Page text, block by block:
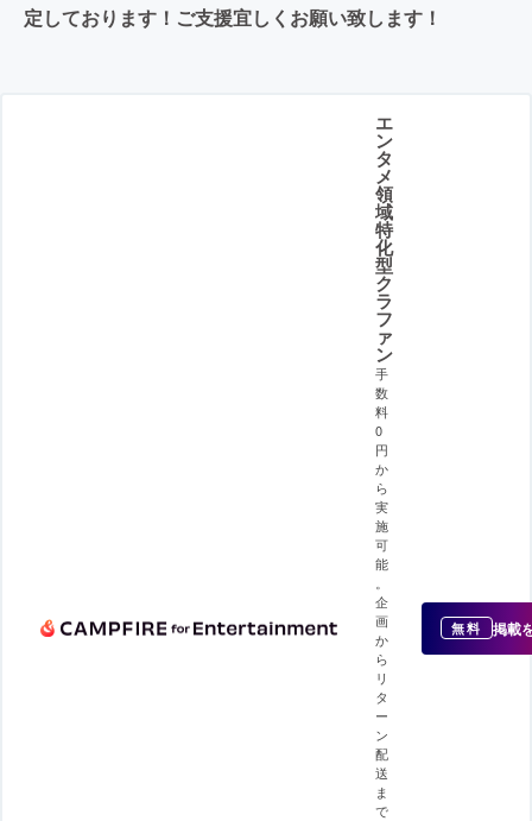
定しております！ご支援宜しくお願い致します！
エ
ン
タ
メ
領
域
特
化
型
ク
ラ
フ
ァ
ン
手
数
料
0
円
か
ら
実
施
可
能
企
画
か
ら
リ
タ
ー
ン
配
送
ま
で
無料 掲載